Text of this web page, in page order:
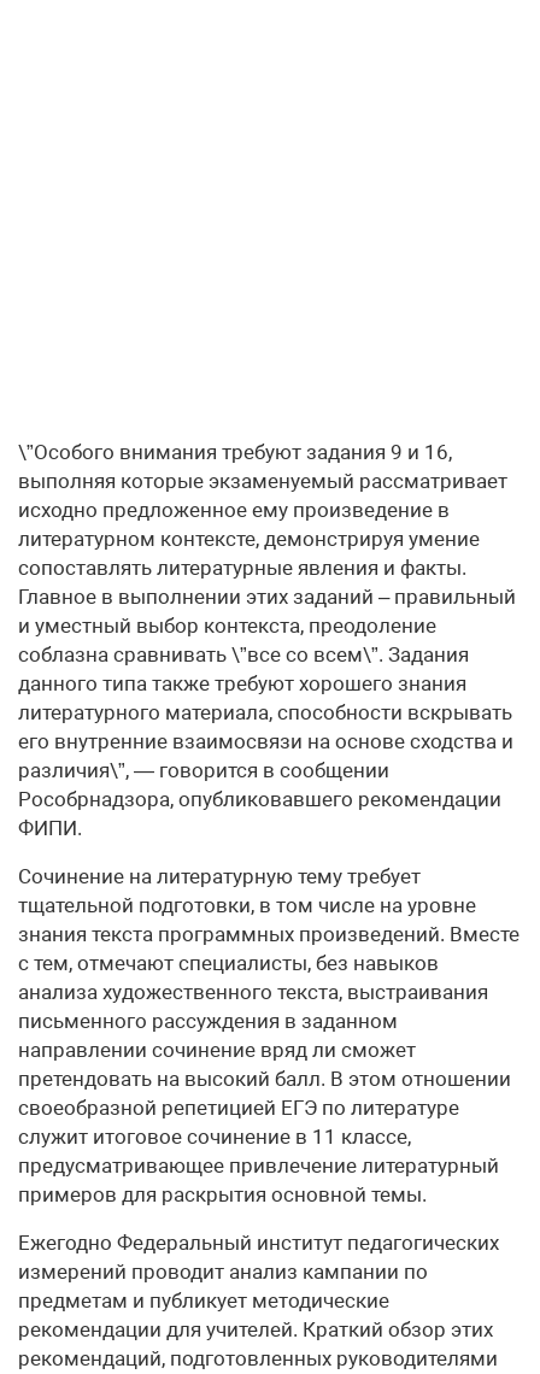
\”Особого внимания требуют задания 9 и 16,
выполняя которые экзаменуемый рассматривает
исходно предложенное ему произведение в
литературном контексте, демонстрируя умение
сопоставлять литературные явления и факты.
Главное в выполнении этих заданий – правильный
и уместный выбор контекста, преодоление
соблазна сравнивать \”все со всем\”. Задания
данного типа также требуют хорошего знания
литературного материала, способности вскрывать
его внутренние взаимосвязи на основе сходства и
различия\”, — говорится в сообщении
Рособрнадзора, опубликовавшего рекомендации
ФИПИ.
Сочинение на литературную тему требует
тщательной подготовки, в том числе на уровне
знания текста программных произведений. Вместе
с тем, отмечают специалисты, без навыков
анализа художественного текста, выстраивания
письменного рассуждения в заданном
направлении сочинение вряд ли сможет
претендовать на высокий балл. В этом отношении
своеобразной репетицией ЕГЭ по литературе
служит итоговое сочинение в 11 классе,
предусматривающее привлечение литературный
примеров для раскрытия основной темы.
Ежегодно Федеральный институт педагогических
измерений проводит анализ кампании по
предметам и публикует методические
рекомендации для учителей. Краткий обзор этих
рекомендаций, подготовленных руководителями